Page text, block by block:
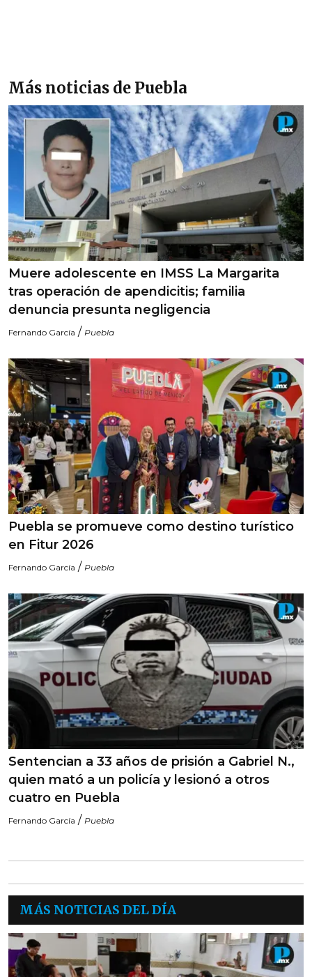
Más noticias de Puebla
Muere adolescente en IMSS La Margarita
tras operación de apendicitis; familia
denuncia presunta negligencia
Fernando García / Puebla
Puebla se promueve como destino turístico
en Fitur 2026
Fernando García / Puebla
Sentencian a 33 años de prisión a Gabriel N.,
quien mató a un policía y lesionó a otros
cuatro en Puebla
Fernando García / Puebla
MÁS NOTICIAS DEL DÍA